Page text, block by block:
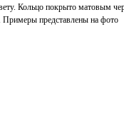
Кольцо покрыто матовым
Примеры представлены на фото